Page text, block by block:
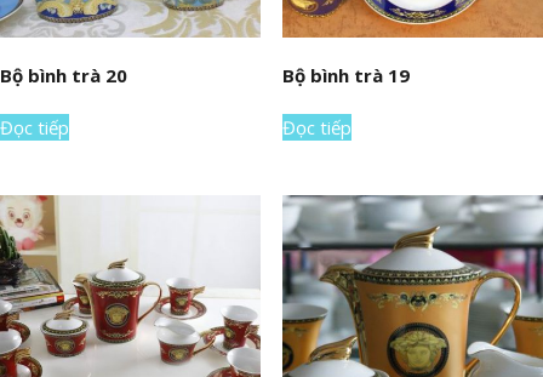
Bộ bình trà 20
Đọc tiếp
Bộ bình trà 19
Đọc tiếp